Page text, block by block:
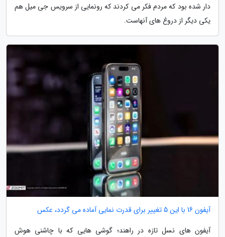
دار شده بود که مردم فکر می کردند که رونمایی از سرویس جی میل هم
یکی دیگر از دروغ های آنهاست.
آیفون 16 با این 5 تغییر برای قدرت نمایی آماده می گردد، عکس
آیفون های نسل تازه در راهند؛ گوشی هایی که با چاشنی هوش